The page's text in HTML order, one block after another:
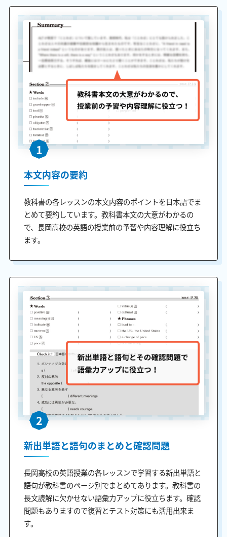
1
本文内容の要約
教科書の各レッスンの本文内容のポイントを日本語でま
とめて要約しています。教科書本文の大意がわかるの
で、長岡高校の英語の授業前の予習や内容理解に役立ち
ます。
2
新出単語と語句のまとめと確認問題
長岡高校の英語授業の各レッスンで学習する新出単語と
語句が教科書のページ別でまとめてあります。教科書の
長文読解に欠かせない語彙力アップに役立ちます。確認
問題もありますので復習とテスト対策にも活用出来ま
す。